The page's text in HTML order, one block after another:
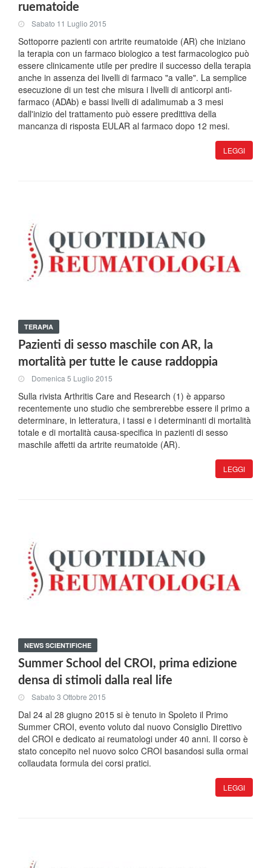
ruematoide
Sabato 11 Luglio 2015
Sottoporre pazienti con artrite reumatoide (AR) che iniziano
la terapia con un farmaco biologico a test farmacologico può
essere clinicamente utile per predire il successo della terapia
anche in assenza dei livelli di farmaco "a valle". La semplice
esecuzione di un test che misura i livelli di anticorpi anti-
farmaco (ADAb) e bassi livelli di adalimumab a 3 mesi
dall'inizio del trattamento può essere predittiva della
mancanza di risposta EULAR al farmaco dopo 12 mesi.
LEGGI
TERAPIA
Pazienti di sesso maschile con AR, la
mortalità per tutte le cause raddoppia
Domenica 5 Luglio 2015
Sulla rivista Arthritis Care and Research (1) è apparso
recentemente uno studio che sembrerebbe essere il primo a
determinare, in letteratura, i tassi e i determinanti di mortalità
totale e di mortalità causa-specifica in pazienti di sesso
maschile affetti da artrite reumatoide (AR).
LEGGI
NEWS SCIENTIFICHE
Summer School del CROI, prima edizione
densa di stimoli dalla real life
Sabato 3 Ottobre 2015
Dal 24 al 28 giugno 2015 si è tenuto in Spoleto il Primo
Summer CROI, evento voluto dal nuovo Consiglio Direttivo
del CROI e dedicato ai reumatologi under 40 anni. Il corso è
stato concepito nel nuovo solco CROI basandosi sulla ormai
collaudata formula dei corsi pratici.
LEGGI